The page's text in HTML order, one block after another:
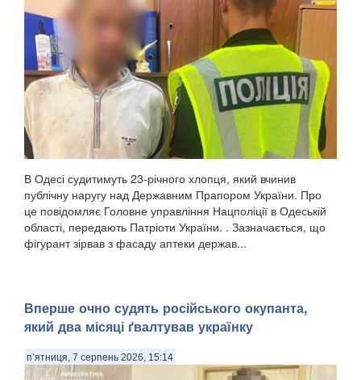
В Одесі судитимуть 23-річного хлопця, який вчинив
публічну наругу над Державним Прапором України. Про
це повідомляє Головне управління Нацполіції в Одеській
області, передають Патріоти України. . Зазначається, що
фігурант зірвав з фасаду аптеки держав...
Вперше очно судять російського окупанта,
який два місяці ґвалтував українку
п’ятниця, 7 серпень 2026, 15:14